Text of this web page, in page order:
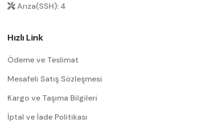
Arıza(SSH): 4
Hızlı Link
Ödeme ve Teslimat
Mesafeli Satış Sözleşmesi
Kargo ve Taşıma Bilgileri
İptal ve İade Politikası